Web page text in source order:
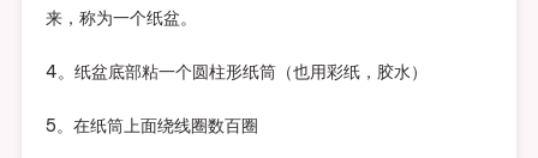
来，称为一个纸盆。
4。纸盆底部粘一个圆柱形纸筒（也用彩纸，胶水）
5。在纸筒上面绕线圈数百圈